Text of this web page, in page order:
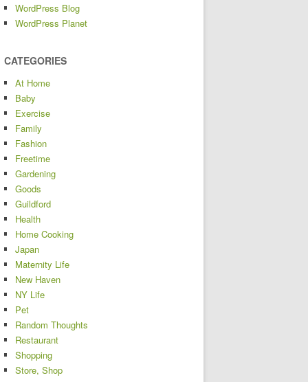
WordPress Blog
WordPress Planet
CATEGORIES
At Home
Baby
Exercise
Family
Fashion
Freetime
Gardening
Goods
Guildford
Health
Home Cooking
Japan
Maternity Life
New Haven
NY Life
Pet
Random Thoughts
Restaurant
Shopping
Store, Shop